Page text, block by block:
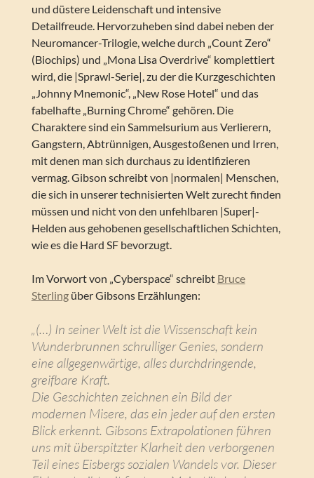
und düstere Leidenschaft und intensive
Detailfreude. Hervorzuheben sind dabei neben der
Neuromancer-Trilogie, welche durch „Count Zero“
(Biochips) und „Mona Lisa Overdrive“ komplettiert
wird, die |Sprawl-Serie|, zu der die Kurzgeschichten
„Johnny Mnemonic“, „New Rose Hotel“ und das
fabelhafte „Burning Chrome“ gehören. Die
Charaktere sind ein Sammelsurium aus Verlierern,
Gangstern, Abtrünnigen, Ausgestoßenen und Irren,
mit denen man sich durchaus zu identifizieren
vermag. Gibson schreibt von |normalen| Menschen,
die sich in unserer technisierten Welt zurecht finden
müssen und nicht von den unfehlbaren |Super|-
Helden aus gehobenen gesellschaftlichen Schichten,
wie es die Hard SF bevorzugt.
Im Vorwort von „Cyberspace“ schreibt Bruce
Sterlingüber Gibsons Erzählungen:
„(…) In seiner Welt ist die Wissenschaft kein
Wunderbrunnen schrulliger Genies, sondern
eine allgegenwärtige, alles durchdringende,
greifbare Kraft.
Die Geschichten zeichnen ein Bild der
modernen Misere, das ein jeder auf den ersten
Blick erkennt. Gibsons Extrapolationen führen
uns mit überspitzter Klarheit den verborgenen
Teil eines Eisbergs sozialen Wandels vor. Dieser